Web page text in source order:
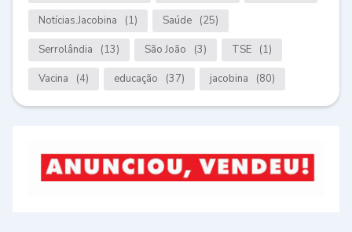
Notícias.Jacobina (1) Saúde (25)
Serrolândia (13) São João (3) TSE (1)
Vacina (4) educação (37) jacobina (80)